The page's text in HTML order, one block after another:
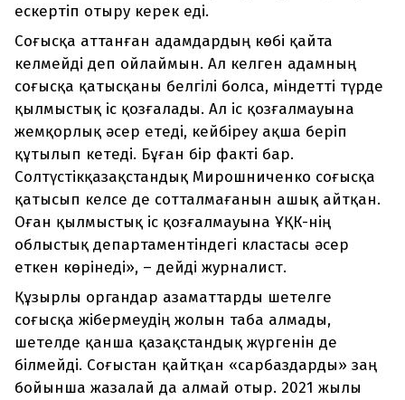
ескертіп отыру керек еді.
Соғысқа аттанған адамдардың көбі қайта
келмейді деп ойлаймын. Ал келген адамның
соғысқа қатысқаны белгілі болса, міндетті түрде
қылмыстық іс қозғалады. Ал іс қозғалмауына
жемқорлық әсер етеді, кейбіреу ақша беріп
құтылып кетеді. Бұған бір факті бар.
Солтүстікқазақстандық Мирошниченко соғысқа
қатысып келсе де сотталмағанын ашық айтқан.
Оған қылмыстық іс қозғалмауына ҰҚК-нің
облыстық департаментіндегі кластасы әсер
еткен көрінеді», – дейді журналист.
Құзырлы органдар азаматтарды шетелге
соғысқа жібермеудің жолын таба алмады,
шетелде қанша қазақстандық жүргенін де
білмейді. Соғыстан қайтқан «сарбаздарды» заң
бойынша жазалай да алмай отыр. 2021 жылы